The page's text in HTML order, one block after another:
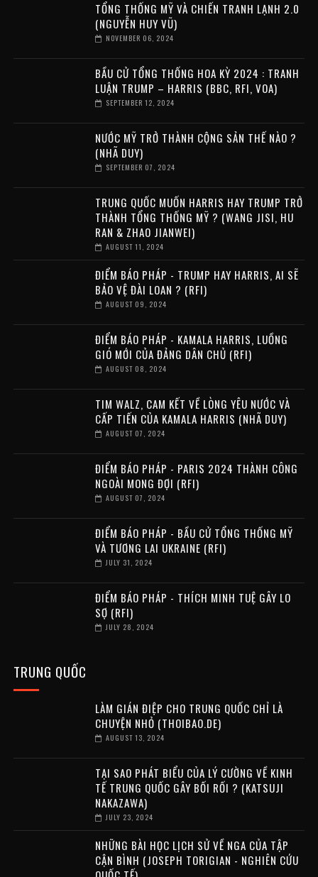
TỔNG THỐNG MỸ VÀ CHIẾN TRANH LẠNH 2.0
(NGUYỄN HUY VŨ)
NOVEMBER 06, 2024
BẦU CỬ TỔNG THỐNG HOA KỲ 2024 : TRANH
LUẬN TRUMP – HARRIS (BBC, RFI, VOA)
SEPTEMBER 12, 2024
NƯỚC MỸ TRỞ THÀNH CỘNG SẢN THẾ NÀO ?
(NHÃ DUY)
SEPTEMBER 07, 2024
TRUNG QUỐC MUỐN HARRIS HAY TRUMP TRỞ
THÀNH TỔNG THỐNG MỸ ? (WANG JISI, HU
RAN & ZHAO JIANWEI)
AUGUST 11, 2024
ĐIỂM BÁO PHÁP - TRUMP HAY HARRIS, AI SẼ
BẢO VỆ ĐÀI LOAN ? (RFI)
AUGUST 09, 2024
ĐIỂM BÁO PHÁP - KAMALA HARRIS, LUỒNG
GIÓ MỚI CỦA ĐẢNG DÂN CHỦ (RFI)
AUGUST 08, 2024
TIM WALZ, CAM KẾT VỀ LÒNG YÊU NƯỚC VÀ
CẤP TIẾN CỦA KAMALA HARRIS (NHÃ DUY)
AUGUST 07, 2024
ĐIỂM BÁO PHÁP - PARIS 2024 THÀNH CÔNG
NGOÀI MONG ĐỢI (RFI)
AUGUST 07, 2024
ĐIỂM BÁO PHÁP - BẦU CỬ TỔNG THỐNG MỸ
VÀ TƯƠNG LAI UKRAINE (RFI)
JULY 31, 2024
ĐIỂM BÁO PHÁP - THÍCH MINH TUỆ GÂY LO
SỢ (RFI)
JULY 28, 2024
TRUNG QUỐC
LÀM GIÁN ĐIỆP CHO TRUNG QUỐC CHỈ LÀ
CHUYỆN NHỎ (THOIBAO.DE)
AUGUST 13, 2024
TẠI SAO PHÁT BIỂU CỦA LÝ CƯỜNG VỀ KINH
TẾ TRUNG QUỐC GÂY BỐI RỐI ? (KATSUJI
NAKAZAWA)
JULY 23, 2024
NHỮNG BÀI HỌC LỊCH SỬ VỀ NGA CỦA TẬP
CẬN BÌNH (JOSEPH TORIGIAN - NGHIÊN CỨU